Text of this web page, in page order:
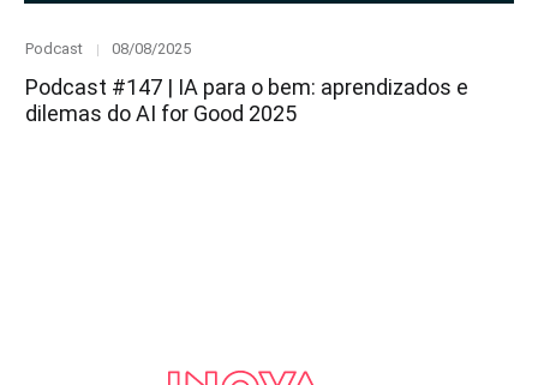
Category
Podcast
Posted
08/08/2025
Podcast #147 | IA para o bem: aprendizados e
dilemas do AI for Good 2025